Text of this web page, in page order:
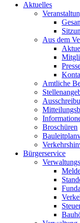
Aktuelles
Aus dem
Amtliche
Broschüren
Bürgerservice